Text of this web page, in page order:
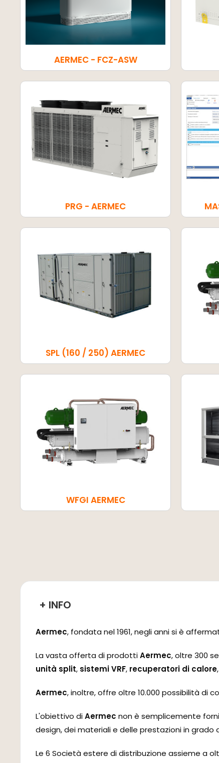
AERMEC - FCZ-ASW
PRG - AERMEC
SPL (160 / 250) AERMEC
WFGI AERMEC
+ INFO
Aermec, fondata nel 1961, negli anni si è
La vasta offerta di prodottiAermec, oltre 300
unità split, sistemi VRF, recuperatori di calore,
Aermec, inoltre, offre oltre 10.000 possibilità di
L'obiettivo diAermec non è semplicemente
design, dei materiali e delle prestazioni in
Le 6 Società estere di distribuzione assieme a